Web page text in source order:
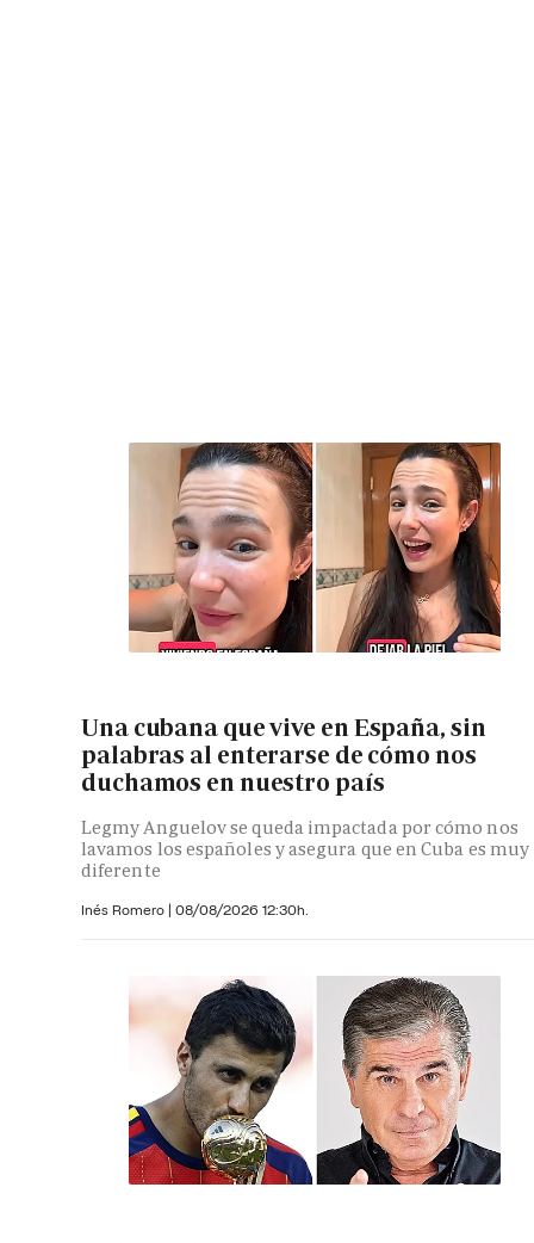
Una cubana que vive en España, sin
palabras al enterarse de cómo nos
duchamos en nuestro país
Legmy Anguelov se queda impactada por cómo nos
lavamos los españoles y asegura que en Cuba es muy
diferente
Inés Romero | 08/08/2026 12:30h.